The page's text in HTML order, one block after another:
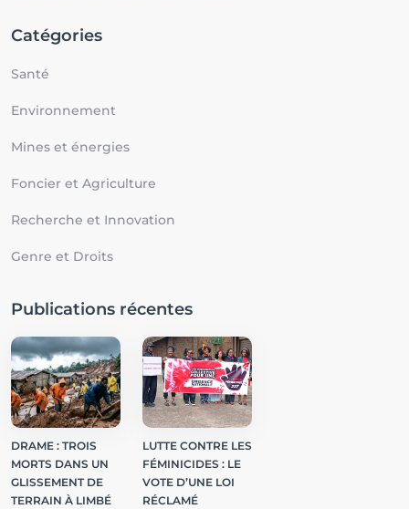
Catégories
Santé
Environnement
Mines et énergies
Foncier et Agriculture
Recherche et Innovation
Genre et Droits
Publications récentes
DRAME : TROIS
MORTS DANS UN
GLISSEMENT DE
TERRAIN À LIMBÉ
LUTTE CONTRE LES
FÉMINICIDES : LE
VOTE D’UNE LOI
RÉCLAMÉ